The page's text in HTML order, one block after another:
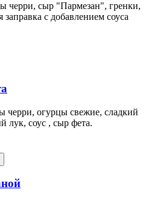
черри, сыр "Пармезан", гренки,
заправка с добавлением соуса
черри, огурцы свежие, сладкий
лук, соус , сыр фета.